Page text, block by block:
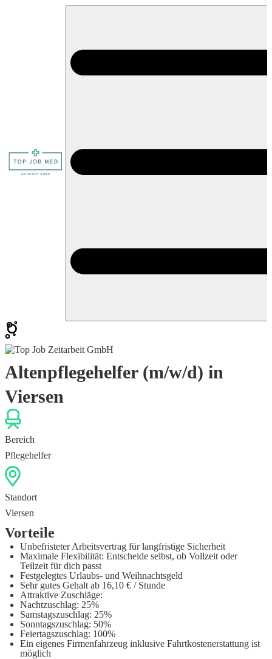
Altenpflegehelfer (m/w/d) in
Viersen
Bereich
Pflegehelfer
Standort
Viersen
Vorteile
Unbefristeter Arbeitsvertrag für langfristige Sicherheit
Maximale Flexibilität: Entscheide selbst, ob Vollzeit oder
Teilzeit für dich passt
Festgelegtes Urlaubs- und Weihnachtsgeld
Sehr gutes Gehalt ab 16,10 € / Stunde
Attraktive Zuschläge:
Nachtzuschlag: 25%
Samstagszuschlag: 25%
Sonntagszuschlag: 50%
Feiertagszuschlag: 100%
Ein eigenes Firmenfahrzeug inklusive Fahrtkostenerstattung ist
möglich